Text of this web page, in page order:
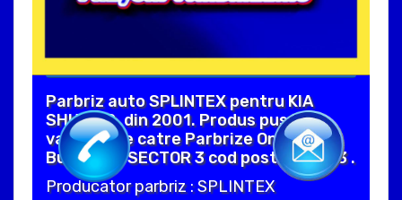
Parbriz auto SPLINTEX pentru KIA
SHUMA 2, din 2001. Produs pus in
vanzare de catre Parbrize Online in
Bucuresti SECTOR 3 cod postal 30243 .
Producator parbriz : SPLINTEX